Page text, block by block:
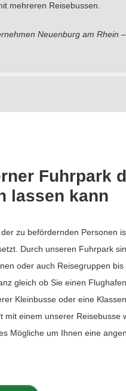
mehreren Reisebussen.
Neuenburg am Rhein
Fuhrpark
lassen kann
der zu befördernden Personen
Durch unseren Fuhrpark
oder auch Reisegruppen
gleich ob Sie einen
Kleinbusse oder eine
mit einem unserer Reisebusse
Mögliche um Ihnen eine